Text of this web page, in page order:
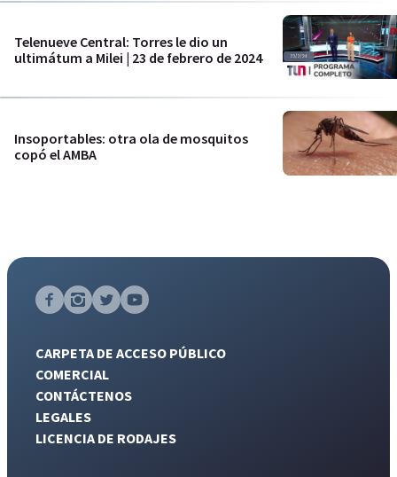
Telenueve Central: Torres le dio un
ultimátum a Milei | 23 de febrero de 2024
Insoportables: otra ola de mosquitos
copó el AMBA
CARPETA DE ACCESO PÚBLICO
COMERCIAL
CONTÁCTENOS
LEGALES
LICENCIA DE RODAJES